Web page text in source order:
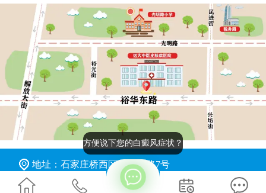
地址：石家庄桥西区裕华东路7号
版权所有：石家庄远大中医皮肤病医院
方便说下您的白癜风症状？